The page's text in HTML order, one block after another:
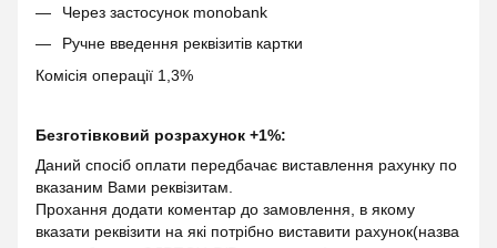
Через застосунок monobank
Ручне введення реквізитів картки
Комісія операції 1,3%
Безготівковий розрахунок +1%:
Даний спосіб оплати передбачає виставлення рахунку по
вказаним Вами реквізитам.
Прохання додати коментар до замовлення, в якому
вказати реквізити на які потрібно виставити рахунок(назва